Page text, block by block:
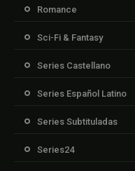
Romance
Sci-Fi & Fantasy
Series Castellano
Series Español Latino
Series Subtituladas
Series24